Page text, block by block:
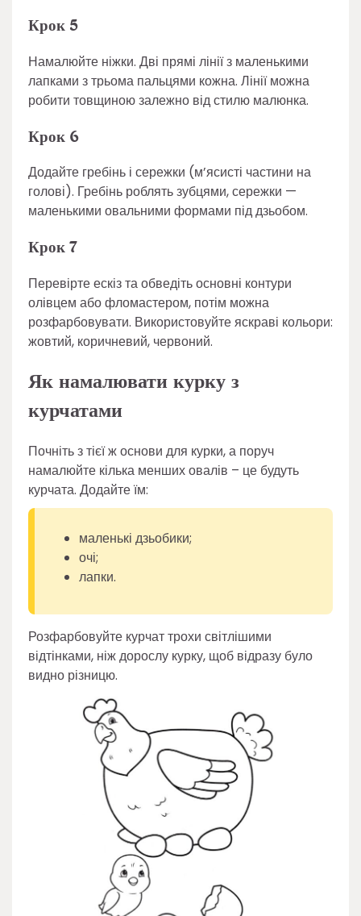
Крок 5
Намалюйте ніжки. Дві прямі лінії з маленькими
лапками з трьома пальцями кожна. Лінії можна
робити товщиною залежно від стилю малюнка.
Крок 6
Додайте гребінь і сережки (м’ясисті частини на
голові). Гребінь роблять зубцями, сережки —
маленькими овальними формами під дзьобом.
Крок 7
Перевірте ескіз та обведіть основні контури
олівцем або фломастером, потім можна
розфарбовувати. Використовуйте яскраві кольори:
жовтий, коричневий, червоний.
Як намалювати курку з
курчатами
Почніть з тієї ж основи для курки, а поруч
намалюйте кілька менших овалів – це будуть
курчата. Додайте їм:
маленькі дзьобики;
очі;
лапки.
Розфарбовуйте курчат трохи світлішими
відтінками, ніж дорослу курку, щоб відразу було
видно різницю.